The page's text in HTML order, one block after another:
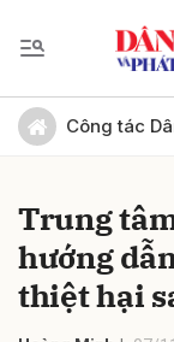
Công tác
Trung
hướng
thiệt hại
Gửi bình luận